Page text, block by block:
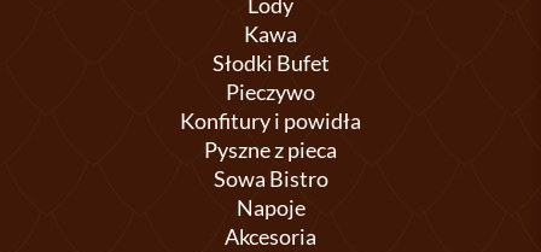
Lody
Kawa
Słodki Bufet
Pieczywo
Konfitury i powidła
Pyszne z pieca
Sowa Bistro
Napoje
Akcesoria